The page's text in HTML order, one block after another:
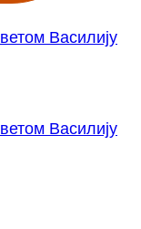
Василију
Василију